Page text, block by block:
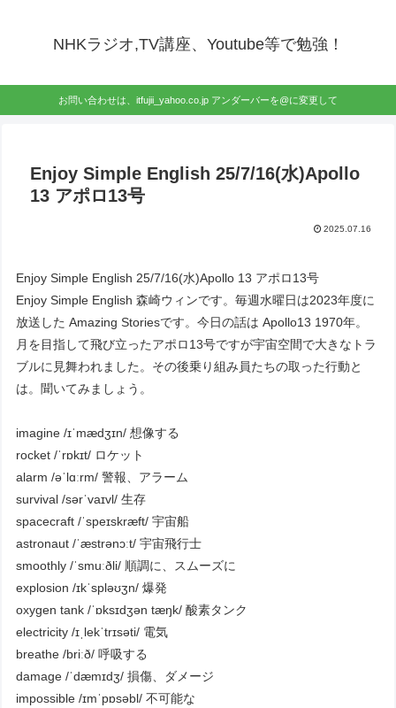
NHKラジオ,TV講座、Youtube等で勉強！
お問い合わせは、itfujii_yahoo.co.jp アンダーバーを@に変更して
Enjoy Simple English 25/7/16(水)Apollo
13 アポロ13号
2025.07.16
Enjoy Simple English 25/7/16(水)Apollo 13 アポロ13号
Enjoy Simple English 森崎ウィンです。毎週水曜日は2023年度に
放送した Amazing Storiesです。今日の話は Apollo13 1970年。
月を目指して飛び立ったアポロ13号ですが宇宙空間で大きなトラ
ブルに見舞われました。その後乗り組み員たちの取った行動と
は。聞いてみましょう。
imagine /ɪˈmædʒɪn/ 想像する
rocket /ˈrɒkɪt/ ロケット
alarm /əˈlɑːrm/ 警報、アラーム
survival /sərˈvaɪvl/ 生存
spacecraft /ˈspeɪskræft/ 宇宙船
astronaut /ˈæstrənɔːt/ 宇宙飛行士
smoothly /ˈsmuːðli/ 順調に、スムーズに
explosion /ɪkˈspləʊʒn/ 爆発
oxygen tank /ˈɒksɪdʒən tæŋk/ 酸素タンク
electricity /ɪˌlekˈtrɪsəti/ 電気
breathe /briːð/ 呼吸する
damage /ˈdæmɪdʒ/ 損傷、ダメージ
impossible /ɪmˈpɒsəbl/ 不可能な